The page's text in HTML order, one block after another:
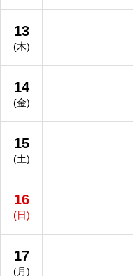
13
(木)
14
(金)
15
(土)
16
(日)
17
(月)